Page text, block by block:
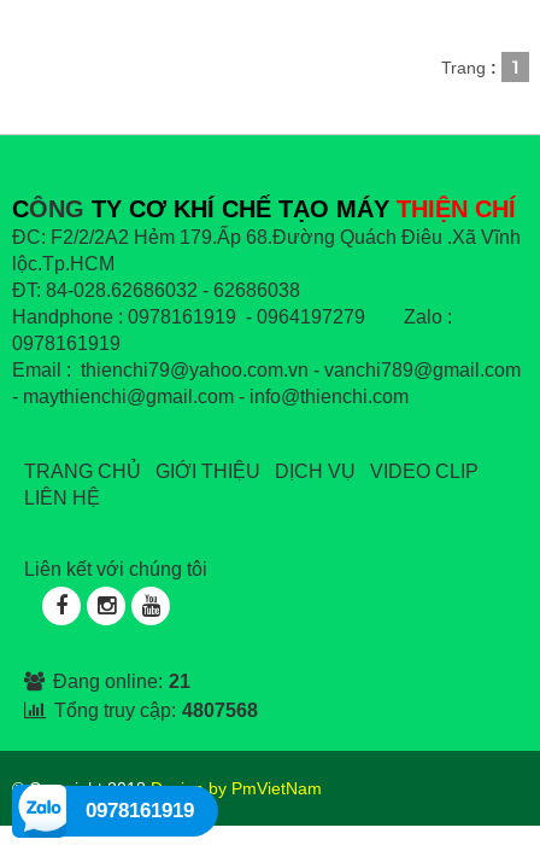
Trang : 1
CÔNG TY CƠ KHÍ CHẾ TẠO MÁY THIỆN CHÍ
ĐC: F2/2/2A2 Hẻm 179.Ấp 68.Đường Quách Điêu .Xã Vĩnh
lộc.Tp.HCM
ĐT: 84-028.62686032 - 62686038
Handphone : 0978161919 - 0964197279 Zalo :
0978161919
Email : thienchi79@yahoo.com.vn - vanchi789@gmail.com
- maythienchi@gmail.com - info@thienchi.com
TRANG CHỦ GIỚI THIỆU DỊCH VỤ
VIDEO CLIP
LIÊN HỆ
Liên kết với chúng tôi
Đang online: 21
Tổng truy cập: 4807568
® Copyright 2018Design by PmVietNam
0978161919